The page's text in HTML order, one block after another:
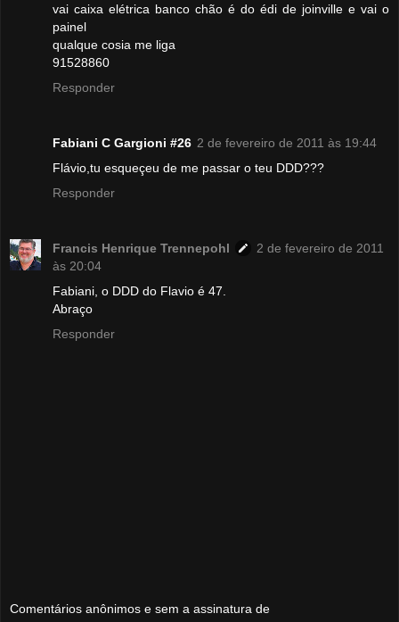
vai caixa elétrica banco chão é do édi de joinville e vai o
painel
qualque cosia me liga
91528860
Responder
Fabiani C Gargioni #26 2 de fevereiro de 2011 às 19:44
Flávio,tu esqueçeu de me passar o teu DDD???
Responder
Francis Henrique Trennepohl
2 de fevereiro de 2011
às 20:04
Fabiani, o DDD do Flavio é 47.
Abraço
Responder
Comentários anônimos e sem a assinatura de